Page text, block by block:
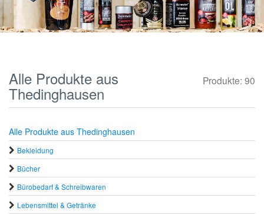
Produkte: 90
Alle Produkte aus
Thedinghausen
Alle Produkte aus Thedinghausen
Bekleidung
Bücher
Bürobedarf & Schreibwaren
Lebensmittel & Getränke